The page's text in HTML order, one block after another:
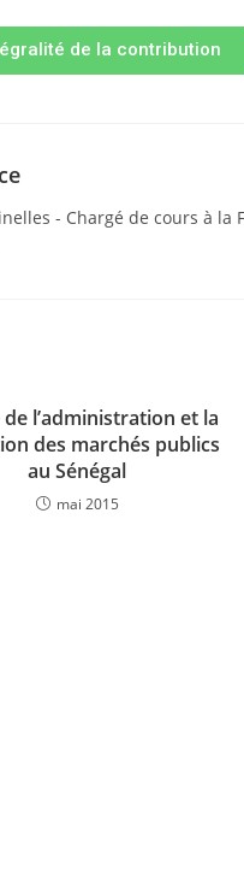
de la contribution
- Chargé de cours à la
de l’administration et la
des marchés publics
au Sénégal
mai 2015